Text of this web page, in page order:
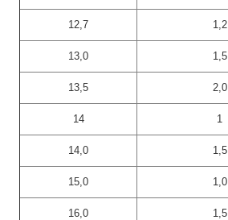
12,7 1,2
13,0 1,5
13,5 2,0
14 1
14,0 1,5
15,0 1,0
16,0 1,5